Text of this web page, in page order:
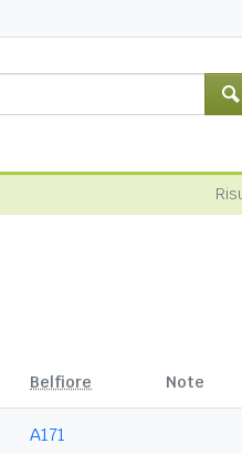
Belfiore Note
A171